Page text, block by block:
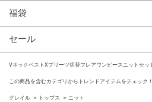
福袋
セール
VネックベストXプリーツ切替フレアワンピースニットセッ
この商品を含むカテゴリからトレンドアイテムをチェック！
グレイル トップス
ニット